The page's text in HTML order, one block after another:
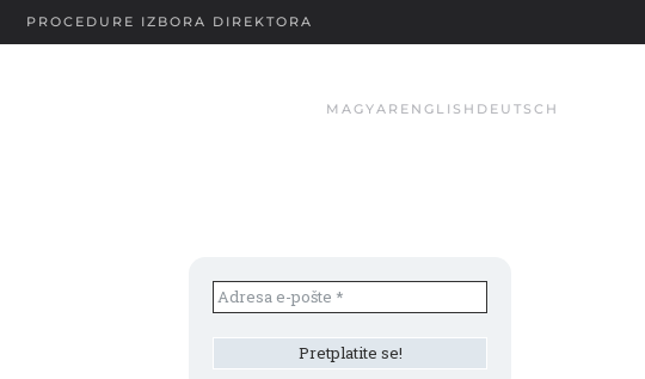
PROCEDURE IZBORA DIREKTORA
MAGYAR ENGLISH DEUTSCH